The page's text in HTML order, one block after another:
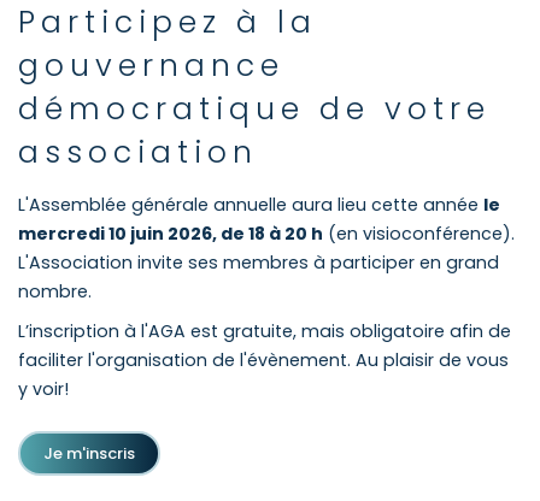
Participez à la
gouvernance
démocratique de votre
association
L'Assemblée générale annuelle aura lieu cette année le
mercredi 10 juin 2026, de 18 à 20 h (en visioconférence).
L'Association invite ses membres à participer en grand
nombre.
L’inscription à l'AGA est gratuite, mais obligatoire afin de
faciliter l'organisation de l'évènement. Au plaisir de vous
y voir!
Je m'inscris